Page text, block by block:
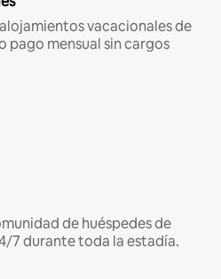
vacacionales de
pago mensual sin cargos
de huéspedes de
7 durante toda la estadía.